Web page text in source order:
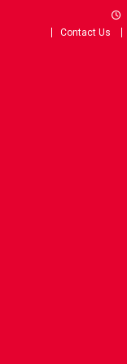
Contact Us